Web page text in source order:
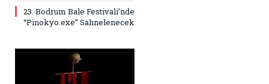
23. Bodrum Bale Festivali’nde
“Pinokyo.exe” Sahnelenecek